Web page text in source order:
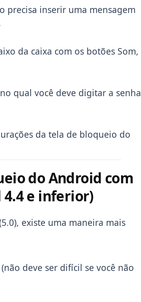
precisa inserir uma mensagem
da caixa com os botões Som,
qual você deve digitar a senha
da tela de bloqueio do
do Android com
4.4 e inferior)
existe uma maneira mais
deve ser difícil se você não